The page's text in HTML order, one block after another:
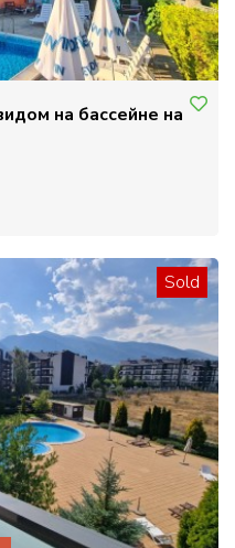
на бассейне на
Sold